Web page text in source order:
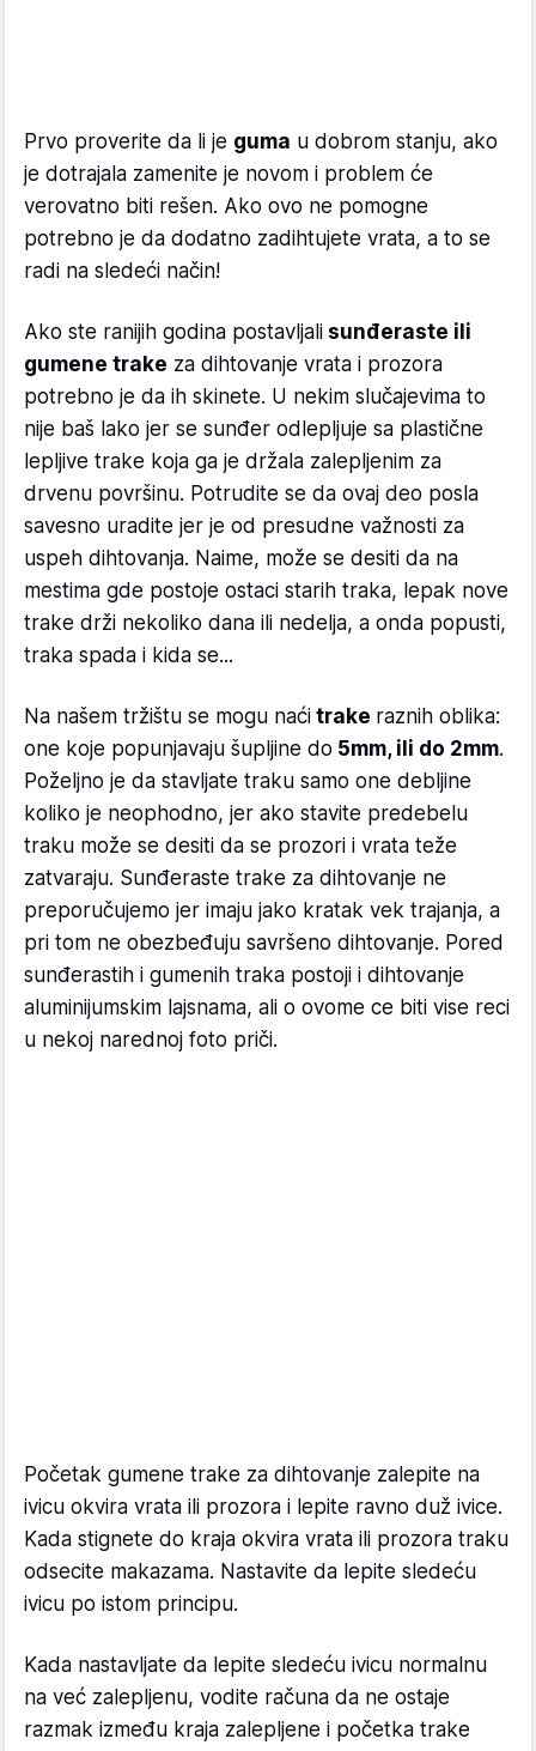
Prvo proverite da li je guma u dobrom stanju, ako
je dotrajala zamenite je novom i problem će
verovatno biti rešen. Ako ovo ne pomogne
potrebno je da dodatno zadihtujete vrata, a to se
radi na sledeći način!
Ako ste ranijih godina postavljali sunđeraste ili
gumene trake za dihtovanje vrata i prozora
potrebno je da ih skinete. U nekim slučajevima to
nije baš lako jer se sunđer odlepljuje sa plastične
lepljive trake koja ga je držala zalepljenim za
drvenu površinu. Potrudite se da ovaj deo posla
savesno uradite jer je od presudne važnosti za
uspeh dihtovanja. Naime, može se desiti da na
mestima gde postoje ostaci starih traka, lepak nove
trake drži nekoliko dana ili nedelja, a onda popusti,
traka spada i kida se...
Na našem tržištu se mogu naći trake raznih oblika:
one koje popunjavaju šupljine do 5mm, ili do 2mm.
Poželjno je da stavljate traku samo one debljine
koliko je neophodno, jer ako stavite predebelu
traku može se desiti da se prozori i vrata teže
zatvaraju. Sunđeraste trake za dihtovanje ne
preporučujemo jer imaju jako kratak vek trajanja, a
pri tom ne obezbeđuju savršeno dihtovanje. Pored
sunđerastih i gumenih traka postoji i dihtovanje
aluminijumskim lajsnama, ali o ovome ce biti vise reci
u nekoj narednoj foto priči.
Početak gumene trake za dihtovanje zalepite na
ivicu okvira vrata ili prozora i lepite ravno duž ivice.
Kada stignete do kraja okvira vrata ili prozora traku
odsecite makazama. Nastavite da lepite sledeću
ivicu po istom principu.
Kada nastavljate da lepite sledeću ivicu normalnu
na već zalepljenu, vodite računa da ne ostaje
razmak između kraja zalepljene i početka trake